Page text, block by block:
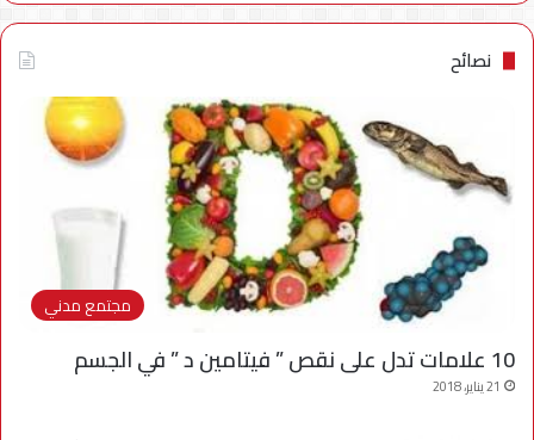
نصائح
مجتمع مدني
10 علامات تدل على نقص ” فيتامين د ” في الجسم
21 يناير، 2018